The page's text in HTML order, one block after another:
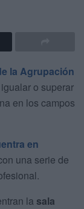
la Agrupación
o superar
en los campos
en
una serie de
la sala